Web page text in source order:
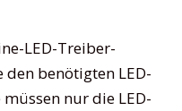
LED-Treiber-
den benötigten LED-
nur die LED-